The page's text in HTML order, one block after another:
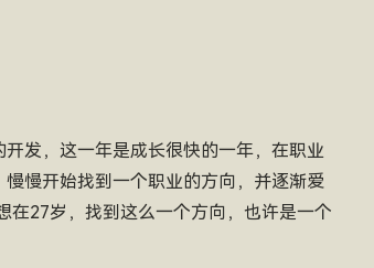
发，这一年是成长很快的一年，在职业
慢开始找到一个职业的方向，并逐渐爱
在27岁，找到这么一个方向，也许是一个